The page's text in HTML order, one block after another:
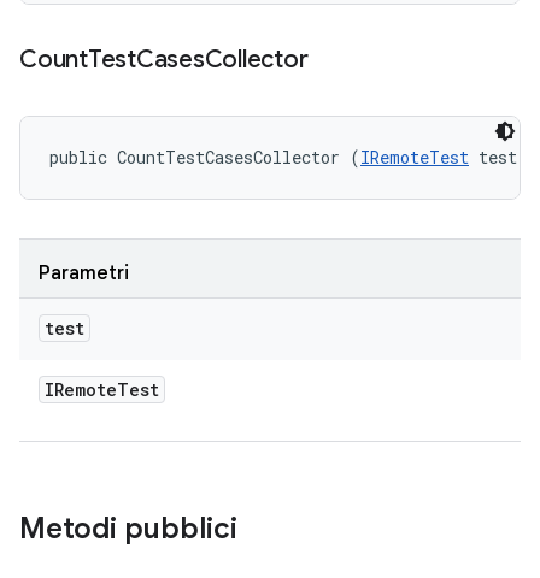
CountTestCasesCollector
public CountTestCasesCollector (IRemoteTest test)
Parametri
test
IRemoteTest
Metodi pubblici